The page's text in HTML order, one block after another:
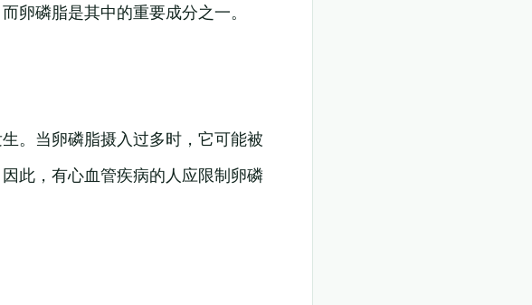
卵磷脂是其中的重要成分之一。
。当卵磷脂摄入过多时，它可能被
此，有心血管疾病的人应限制卵磷